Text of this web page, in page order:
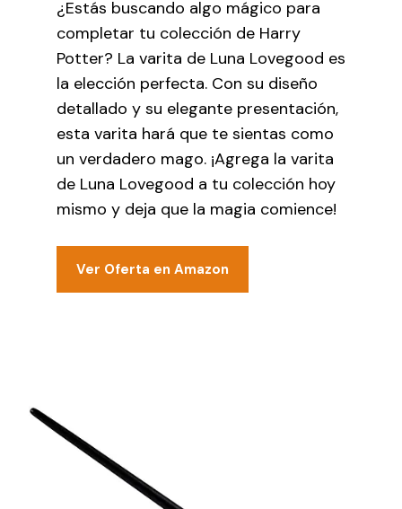
¿Estás buscando algo mágico para
completar tu colección de Harry
Potter? La varita de Luna Lovegood es
la elección perfecta. Con su diseño
detallado y su elegante presentación,
esta varita hará que te sientas como
un verdadero mago. ¡Agrega la varita
de Luna Lovegood a tu colección hoy
mismo y deja que la magia comience!
Ver Oferta en Amazon